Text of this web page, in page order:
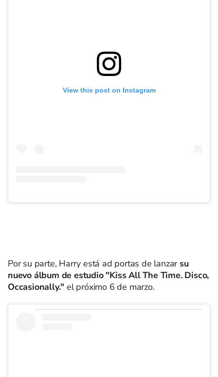
View this post on Instagram
Por su parte, Harry está ad portas de lanzar su
nuevo álbum de estudio "Kiss All The Time. Disco,
Occasionally." el próximo 6 de marzo.